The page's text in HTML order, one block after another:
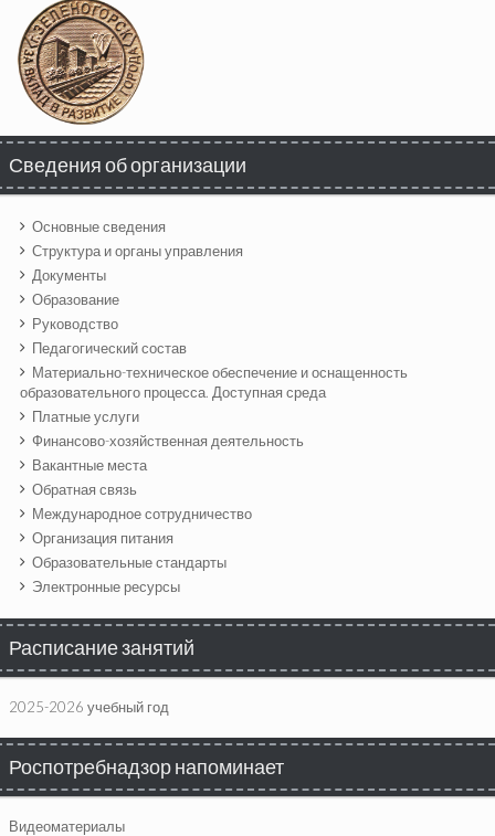
Сведения об организации
Основные сведения
Структура и органы управления
Документы
Образование
Руководство
Педагогический состав
Материально-техническое обеспечение и оснащенность
образовательного процесса. Доступная среда
Платные услуги
Финансово-хозяйственная деятельность
Вакантные места
Обратная связь
Международное сотрудничество
Организация питания
Образовательные стандарты
Электронные ресурсы
Расписание занятий
2025-2026 учебный год
Роспотребнадзор напоминает
Видеоматериалы